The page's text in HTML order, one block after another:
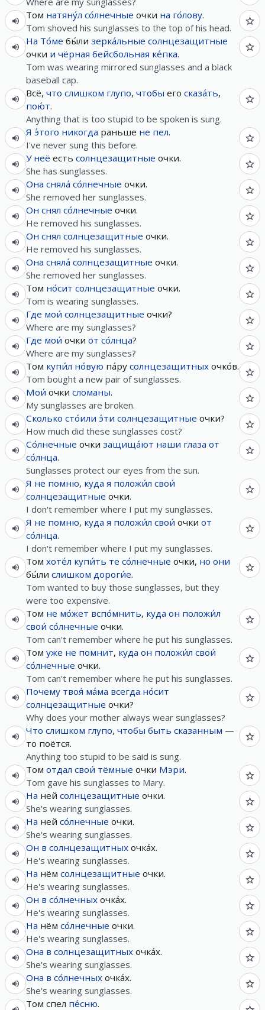
Том натяну́л со́лнечные очки на го́лову.
Tom shoved his sunglasses to the top of his head.
На То́ме бы́ли зерка́льные солнцезащитные
очки и чёрная бейсбольная ке́пка.
Tom was wearing mirrored sunglasses and a black
baseball cap.
Всё, что слишком глупо, чтобы его сказа́ть,
пою́т.
Anything that is too stupid to be spoken is sung.
Я э́того никогда раньше не пел.
I've never sung this before.
У неё есть солнцезащитные очки.
She has sunglasses.
Она сняла́ со́лнечные очки.
She removed her sunglasses.
Он снял со́лнечные очки.
He removed his sunglasses.
Он снял солнцезащитные очки.
He removed his sunglasses.
Она сняла́ солнцезащитные очки.
She removed her sunglasses.
Том но́сит солнцезащитные очки.
Tom is wearing sunglasses.
Где мои́ солнцезащитные очки?
Where are my sunglasses?
Где мои́ очки от со́лнца?
Where are my sunglasses?
Том купи́л но́вую па́ру солнцезащитных очко́в.
Tom bought a new pair of sunglasses.
Мои́ очки сломаны.
My sunglasses are broken.
Сколько сто́или э́ти солнцезащитные очки?
How much did these sunglasses cost?
Со́лнечные очки защища́ют наши глаза от
со́лнца.
Sunglasses protect our eyes from the sun.
Я не помню, куда я положи́л свои́
солнцезащитные очки.
I don't remember where I put my sunglasses.
Я не помню, куда я положи́л свои́ очки от
со́лнца.
I don't remember where I put my sunglasses.
Том хоте́л купи́ть те со́лнечные очки, но они
бы́ли слишком дороги́е.
Tom wanted to buy those sunglasses, but they
were too expensive.
Том не мо́жет вспо́мнить, куда он положи́л
свои́ со́лнечные очки.
Tom can't remember where he put his sunglasses.
Том уже не помнит, куда он положи́л свои́
со́лнечные очки.
Tom can't remember where he put his sunglasses.
Почему твоя́ ма́ма всегда но́сит
солнцезащитные очки?
Why does your mother always wear sunglasses?
Что слишком глупо, чтобы быть сказанным —
то поётся.
Anything too stupid to be said is sung.
Том отдал свои́ тёмные очки Мэри.
Tom gave his sunglasses to Mary.
На ней солнцезащитные очки.
She's wearing sunglasses.
На ней со́лнечные очки.
She's wearing sunglasses.
Он в солнцезащитных очка́х.
He's wearing sunglasses.
На нём солнцезащитные очки.
He's wearing sunglasses.
Он в со́лнечных очка́х.
He's wearing sunglasses.
На нём со́лнечные очки.
He's wearing sunglasses.
Она в солнцезащитных очка́х.
She's wearing sunglasses.
Она в со́лнечных очка́х.
She's wearing sunglasses.
Том спел пе́сню.